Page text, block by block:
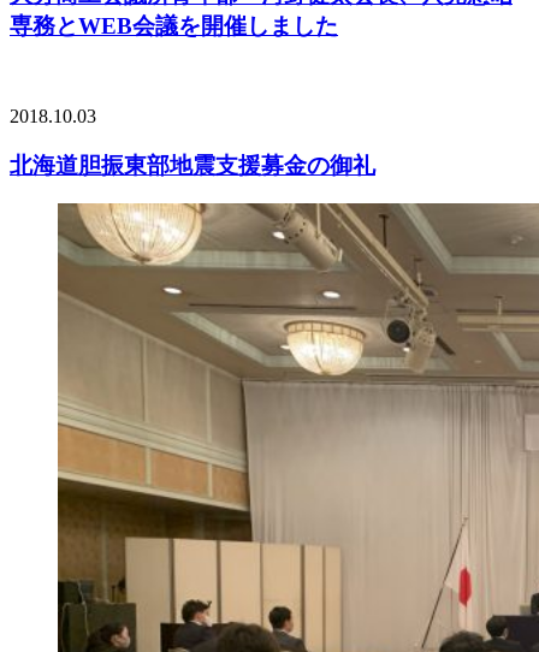
専務とWEB会議を開催しました
2018.10.03
北海道胆振東部地震支援募金の御礼